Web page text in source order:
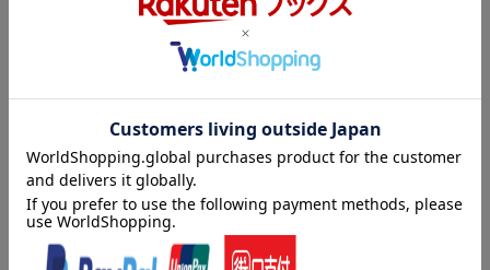
「映画は子供のころから見ていた。東京は日本橋区の生れで、和
菓子屋の九代目の長男で、親や番頭に可愛がられながら育ったか
話。八十何年かの人生をいろどる幸福な出会い。名著に加筆を施
した『決定版 日本の喜劇人』のこと・・・。
「週刊文春」で23年連載された名物コラム『本音を申せば』シリ
ーズが、本書をもって完結します。